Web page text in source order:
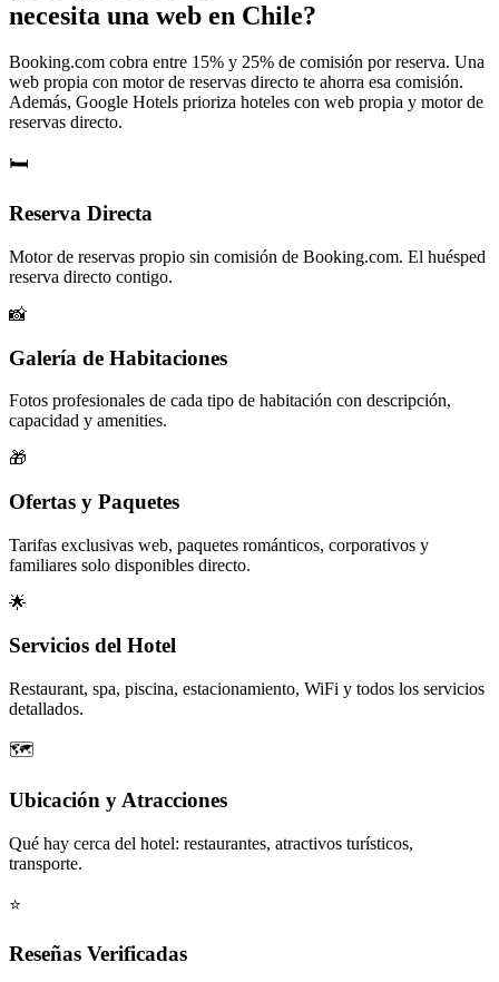
necesita una web en Chile?
Booking.com cobra entre 15% y 25% de comisión por reserva. Una
web propia con motor de reservas directo te ahorra esa comisión.
Además, Google Hotels prioriza hoteles con web propia y motor de
reservas directo.
🛏️
Reserva Directa
Motor de reservas propio sin comisión de Booking.com. El huésped
reserva directo contigo.
📸
Galería de Habitaciones
Fotos profesionales de cada tipo de habitación con descripción,
capacidad y amenities.
🎁
Ofertas y Paquetes
Tarifas exclusivas web, paquetes románticos, corporativos y
familiares solo disponibles directo.
🌟
Servicios del Hotel
Restaurant, spa, piscina, estacionamiento, WiFi y todos los servicios
detallados.
🗺️
Ubicación y Atracciones
Qué hay cerca del hotel: restaurantes, atractivos turísticos,
transporte.
⭐
Reseñas Verificadas